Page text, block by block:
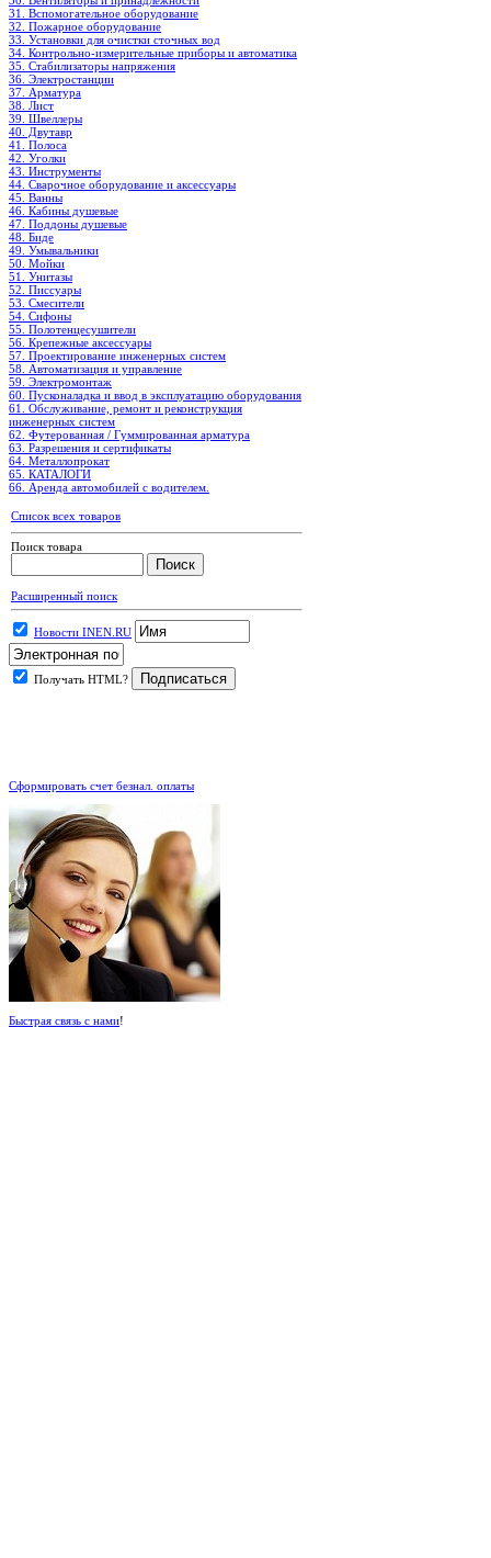
31. Вспомогательное оборудование
32. Пожарное оборудование
33. Установки для очистки сточных вод
34. Контрольно-измерительные приборы и автоматика
35. Стабилизаторы напряжения
36. Электростанции
37. Арматура
38. Лист
39. Швеллеры
40. Двутавр
41. Полоса
42. Уголки
43. Инструменты
44. Сварочное оборудование и аксессуары
45. Ванны
46. Кабины душевые
47. Поддоны душевые
48. Биде
49. Умывальники
50. Мойки
51. Унитазы
52. Писсуары
53. Смесители
54. Сифоны
55. Полотенцесушители
56. Крепежные аксессуары
57. Проектирование инженерных систем
58. Автоматизация и управление
59. Электромонтаж
60. Пусконаладка и ввод в эксплуатацию оборудования
61. Обслуживание, ремонт и реконструкция
инженерных систем
62. Футерованная / Гуммированная арматура
63. Разрешения и сертификаты
64. Металлопрокат
65. КАТАЛОГИ
66. Аренда автомобилей с водителем.
Список всех товаров
Поиск товара
Расширенный поиск
Новости INEN.RU
Получать HTML?
Сформировать счет безнал. оплаты
Быстрая связь с нами!